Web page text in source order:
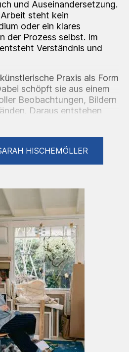
und Auseinandersetzung.
steht kein
oder ein klares
der Prozess selbst. Im
Verständnis und
Praxis als Form
schöpft sie aus einem
Beobachtungen, Bildern
Daraus entstehen
Ausstellung - SKM
- Hase29 in der Halle,
- IfKK Universität
have dogs" - Galerie im
HISCHEMÖLLER